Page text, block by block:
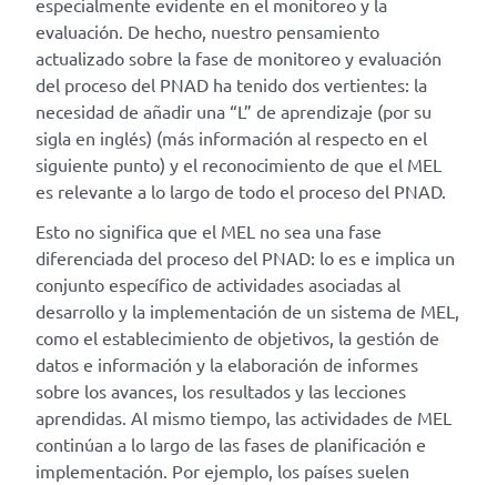
especialmente evidente en el monitoreo y la
evaluación. De hecho, nuestro pensamiento
actualizado sobre la fase de monitoreo y evaluación
del proceso del PNAD ha tenido dos vertientes: la
necesidad de añadir una “L” de aprendizaje (por su
sigla en inglés) (más información al respecto en el
siguiente punto) y el reconocimiento de que el MEL
es relevante a lo largo de todo el proceso del PNAD.
Esto no significa que el MEL no sea una fase
diferenciada del proceso del PNAD: lo es e implica un
conjunto específico de actividades asociadas al
desarrollo y la implementación de un sistema de MEL,
como el establecimiento de objetivos, la gestión de
datos e información y la elaboración de informes
sobre los avances, los resultados y las lecciones
aprendidas. Al mismo tiempo, las actividades de MEL
continúan a lo largo de las fases de planificación e
implementación. Por ejemplo, los países suelen